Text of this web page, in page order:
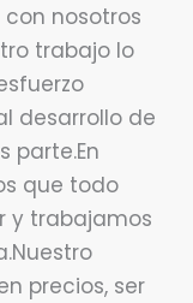
nosotros
trabajo lo
desarrollo de
parte.En
que todo
y trabajamos
precios, ser